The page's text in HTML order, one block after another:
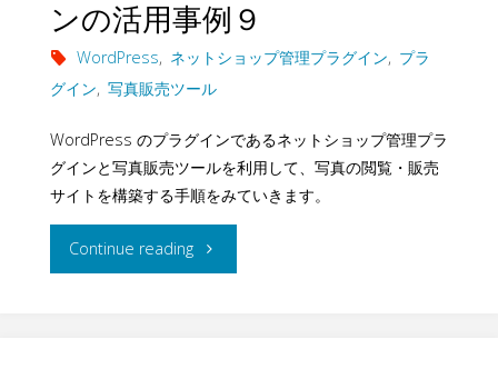
ジ
ル
理
プ
ラ
ンの活用事例９
WordPress, ネットショップ管理プラグイン, プラ
グイン, 写真販売ツール
WordPress のプラグインであるネットショップ管理プラ
グインと写真販売ツールを利用して、写真の閲覧・販売
サイトを構築する手順をみていきます。
Continue reading"閲